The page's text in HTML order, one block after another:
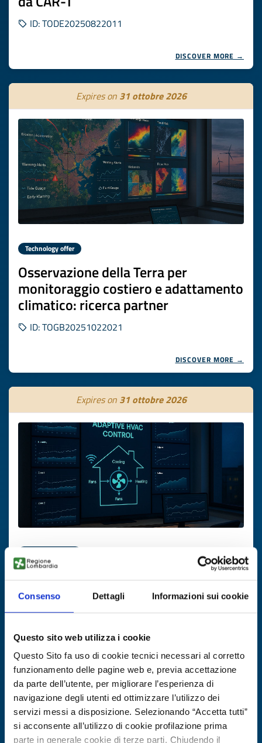
Consenso Dettagli Informazioni sui cookie
Questo sito web utilizza i cookie
Questo Sito fa uso di cookie tecnici necessari al corretto
funzionamento delle pagine web e, previa accettazione
da parte dell’utente, per migliorare l’esperienza di
navigazione degli utenti ed ottimizzare l’utilizzo dei
servizi messi a disposizione. Selezionando “Accetta tutti”
si acconsente all’utilizzo di cookie profilazione prima
parte in generale cookie di terze parti. Chiudendo il
ID: TODE20250822011
DISCOVER MORE →
Expires on 31 ottobre 2026
Technology offer
Osservazione della Terra per
monitoraggio costiero e adattamento
climatico: ricerca partner
ID: TOGB20251022021
DISCOVER MORE →
Expires on 31 ottobre 2026
Sistema adattivo per controllo HVAC
ID: TOES20250821010
Expires on04 novembre 2026